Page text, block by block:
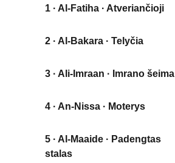
1 · Al-Fatiha · Atveriančioji
2 · Al-Bakara · Telyčia
3 · Ali-Imraan · Imrano šeima
4 · An-Nissa · Moterys
5 · Al-Maaide · Padengtas
stalas